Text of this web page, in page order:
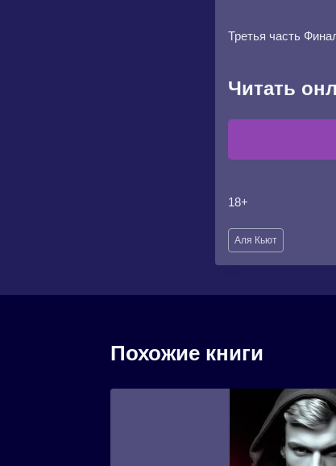
Третья часть
Читать
18+
Метки
записи:
Аля Кьют
Похожие книги